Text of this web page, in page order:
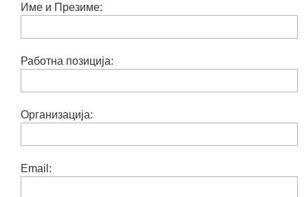
Име и Презиме:
Работна позиција:
Организација:
Email: